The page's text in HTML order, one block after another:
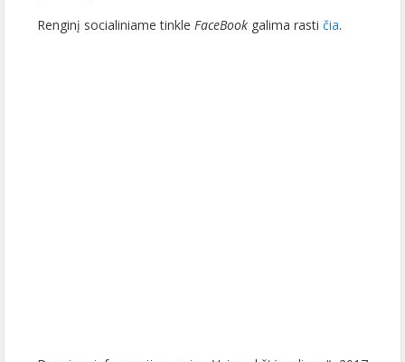
Renginį socialiniame tinkle FaceBook galima rasti čia.